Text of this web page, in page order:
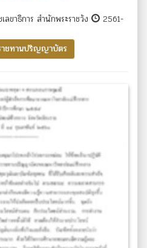
ลขาธิการ สำนักพระราชวัง
2561-
าชทานปริญญาบัตร